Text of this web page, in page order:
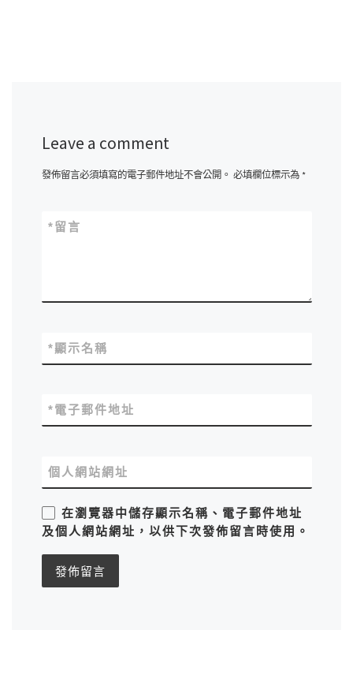
Leave a comment
發佈留言必須填寫的電子郵件地址不會公開。 必填欄位標示為 *
留言
*
顯示名稱
*
電子郵件地址
*
個人網站網址
在瀏覽器中儲存顯示名稱、電子郵件地址
及個人網站網址，以供下次發佈留言時使用。